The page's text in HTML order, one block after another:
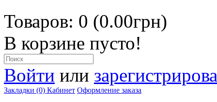
Товаров: 0 (0.00грн)
В корзине пусто!
Войти или
Закладки (0) Кабинет Оформление заказа